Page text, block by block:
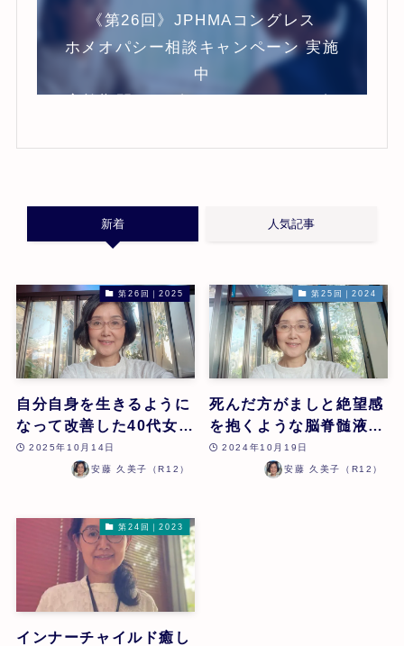
《第26回》JPHMAコングレス
ホメオパシー相談キャンペーン 実施
中
新着 人気記事
第26回｜2025
自分自身を生きるように
なって改善した40代女性
の貧血のケース | 安藤久
美子 | 第26回
2025年10月14日
安藤 久美子（R12）
第25回｜2024
死んだ方がましと絶望感
を抱くような脳脊髄液減
少症の疑いのある症状が
ZENメソッドやQXー
2024年10月19日
安藤 久美子（R12）
第24回｜2023
インナーチャイルド癒し